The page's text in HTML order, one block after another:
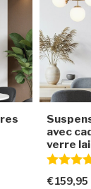
avec
verre
Note:
€159,95